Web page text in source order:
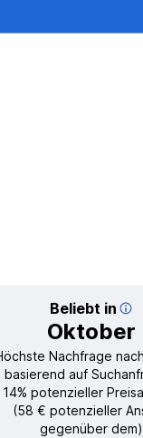
Beliebt in
Oktober
Nachfrage
basierend auf
14% potenzieller
(58 € potenzieller
gegenüber dem)